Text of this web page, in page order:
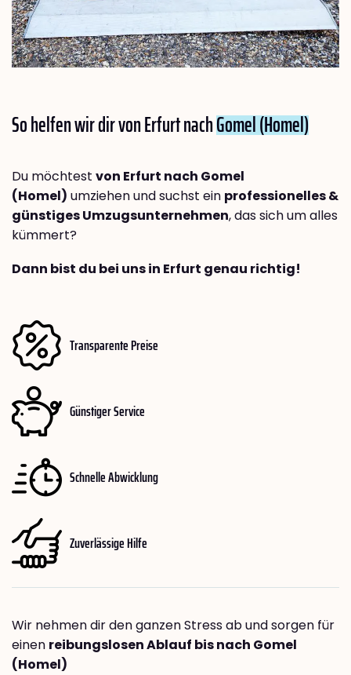
So helfen wir dir von Erfurt nachGomel (Homel)
Du möchtest von Erfurt nach Gomel
(Homel) umziehen und suchst ein professionelles &
günstiges Umzugsunternehmen, das sich um alles
kümmert?
Dann bist du bei uns in Erfurt genau richtig!
Transparente Preise
Günstiger Service
Schnelle Abwicklung
Zuverlässige Hilfe
Wir nehmen dir den ganzen Stress ab und sorgen für
einen reibungslosen Ablauf bis nach Gomel
(Homel)